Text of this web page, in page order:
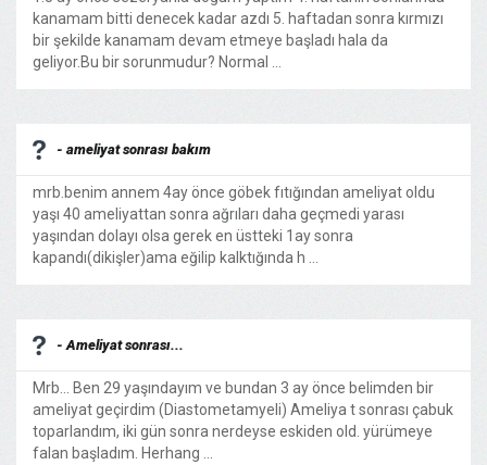
kanamam bitti denecek kadar azdı 5. haftadan sonra kırmızı
bir şekilde kanamam devam etmeye başladı hala da
geliyor.Bu bir sorunmudur? Normal ...
- ameliyat sonrası bakım
mrb.benim annem 4ay önce göbek fıtığından ameliyat oldu
yaşı 40 ameliyattan sonra ağrıları daha geçmedi yarası
yaşından dolayı olsa gerek en üstteki 1ay sonra
kapandı(dikişler)ama eğilip kalktığında h ...
- Ameliyat sonrası...
Mrb... Ben 29 yaşındayım ve bundan 3 ay önce belimden bir
ameliyat geçirdim (Diastometamyeli) Ameliya t sonrası çabuk
toparlandım, iki gün sonra nerdeyse eskiden old. yürümeye
falan başladım. Herhang ...